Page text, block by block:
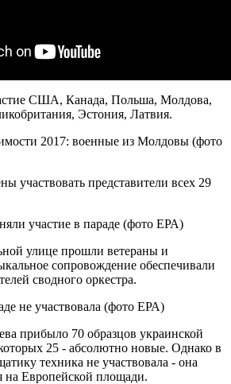
США, Канада, Польша, Молдова,
Эстония, Латвия.
2017: военные из Молдовы (фото
участвовать представители всех 29
участие в параде (фото ЕРА)
улице прошли ветераны и
сопровождение обеспечивали
сводного оркестра.
не участвовала (фото ЕРА)
прибыло 70 образцов украинской
25 - абсолютно новые. Однако в
техника не участвовала - она
на Европейской площади.